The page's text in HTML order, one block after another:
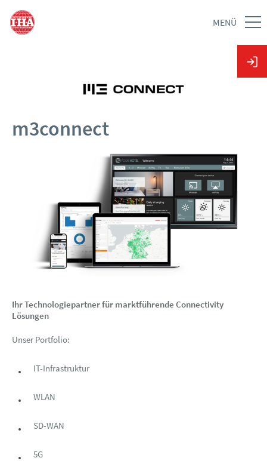
MENÜ
m3connect
Ihr Technologiepartner für marktführende Connectivity
Lösungen
Unser Portfolio:
IT-Infrastruktur
WLAN
SD-WAN
5G